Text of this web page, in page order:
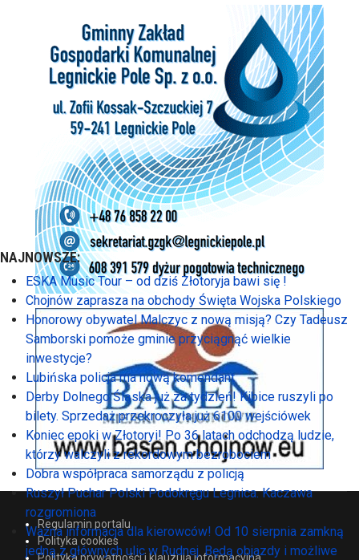
Regulamin portalu
Polityka cookies
Polityka prywatności i klauzula informacyjna
NAJNOWSZE:
ESKA Music Tour – od dziś Złotoryja bawi się !
Chojnów zaprasza na obchody Święta Wojska Polskiego
Honorowy obywatel Malczyc z nową misją? Czy Tadeusz
Samborski pomoże gminie przyciągnąć wielkie
inwestycje?
Lubińska policja ma nową komendant
Derby Dolnego Śląska już za tydzień! Kibice ruszyli po
bilety. Sprzedaż przekroczyła już 6100 wejściówek
Koniec epoki w Złotoryi! Po 36 latach odchodzą ludzie,
którzy walczyli z rekordowym bezrobociem
Dobra współpraca samorządu z policją
Ruszył Puchar Polski Podokręgu Legnica. Kaczawa
rozgromiona
Ważna informacja dla kierowców! Od 10 sierpnia zamkną
jedną z głównych ulic w Rudnej. Będą objazdy i możliwe